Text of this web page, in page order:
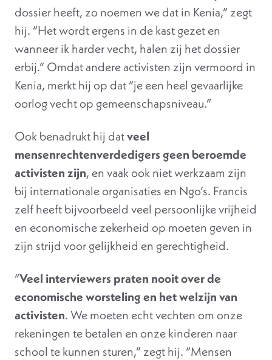
dossier heeft, zo noemen we dat in Kenia,” zegt
hij. “Het wordt ergens in de kast gezet en
wanneer ik harder vecht, halen zij het dossier
erbij.” Omdat andere activisten zijn vermoord in
Kenia, merkt hij op dat “je een heel gevaarlijke
oorlog vecht op gemeenschapsniveau.”
Ook benadrukt hij datveel
mensenrechtenverdedigers geen beroemde
activisten zijn, en vaak ook niet werkzaam zijn
bij internationale organisaties en Ngo’s. Francis
zelf heeft bijvoorbeeld veel persoonlijke vrijheid
en economische zekerheid op moeten geven in
zijn strijd voor gelijkheid en gerechtigheid.
“Veel interviewers praten nooit over de
economische worsteling en het welzijn van
activisten. We moeten echt vechten om onze
rekeningen te betalen en onze kinderen naar
school te kunnen sturen,” zegt hij. “Mensen